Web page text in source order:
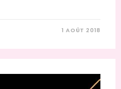
1 AOÛT 2018